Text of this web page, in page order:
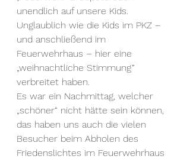
unendlich auf unsere Kids.
Unglaublich wie die Kids im PKZ –
und anschließend im
Feuerwehrhaus – hier eine
„weihnachtliche Stimmung“
verbreitet haben.
Es war ein Nachmittag, welcher
„schöner“ nicht hätte sein können,
das haben uns auch die vielen
Besucher beim Abholen des
Friedenslichtes im Feuerwehrhaus